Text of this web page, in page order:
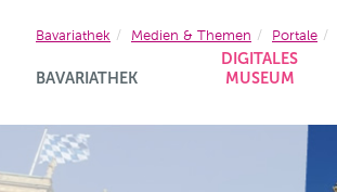
BAVARIATHEK
DIGITALES
MUSEUM
Bavariathek Medien & Themen Portale